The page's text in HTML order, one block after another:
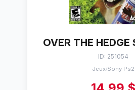
OVER THE HEDGE
ID: 251054
Jeux/Sony Ps2